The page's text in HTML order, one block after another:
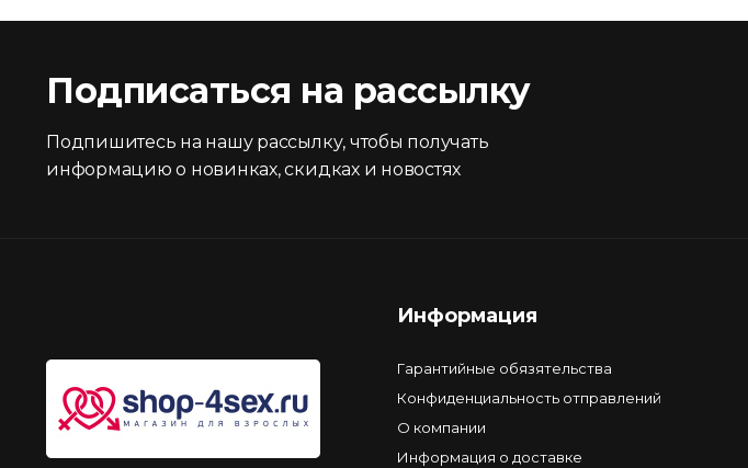
Подписаться на рассылку
Подпишитесь на нашу рассылку, чтобы получать
информацию о новинках, скидках и новостях
Информация
Гарантийные обязятельства
Конфиденциальность отправлений
О компании
Информация о доставке